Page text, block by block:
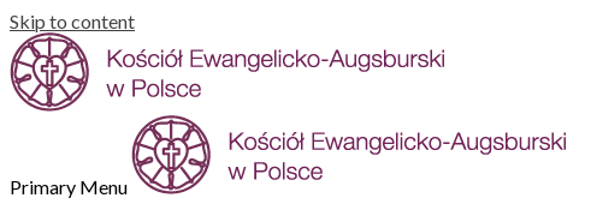
Skip to content
Primary Menu